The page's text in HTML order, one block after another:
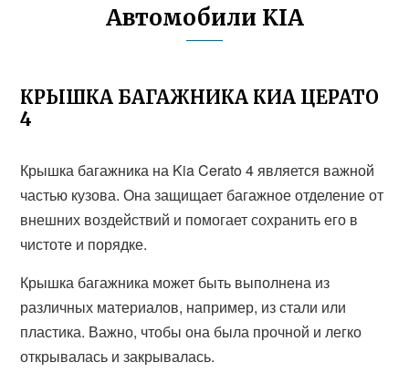
Автомобили KIA
КРЫШКА БАГАЖНИКА КИА ЦЕРАТО
4
Крышка багажника на Kia Cerato 4 является важной
частью кузова. Она защищает багажное отделение от
внешних воздействий и помогает сохранить его в
чистоте и порядке.
Крышка багажника может быть выполнена из
различных материалов, например, из стали или
пластика. Важно, чтобы она была прочной и легко
открывалась и закрывалась.